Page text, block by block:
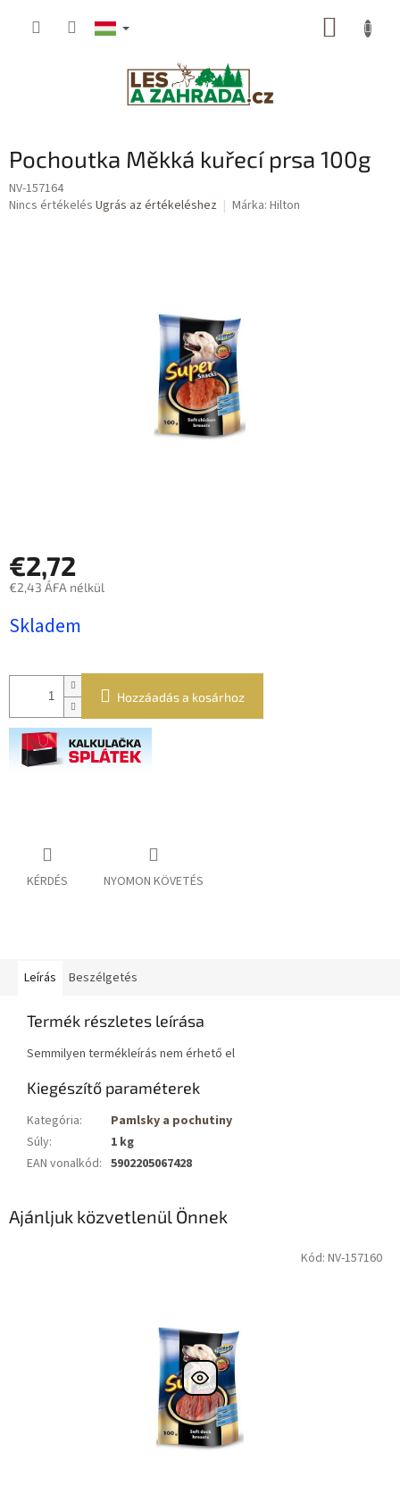
KOSÁR
Pochoutka Měkká kuřecí prsa 100g
NV-157164
A
Nincs értékelés Ugrás az értékeléshez Márka: Hilton
€2,72
€2,43 ÁFA nélkül
Skladem
Hozzáadás a kosárhoz
KÉRDÉS NYOMON KÖVETÉS
Leírás Beszélgetés
Termék részletes leírása
Semmilyen termékleírás nem érhető el
Kiegészítő paraméterek
Kategória:
Pamlsky a pochutiny
Súly:
1 kg
EAN vonalkód: 5902205067428
Ajánljuk közvetlenül Önnek
Kód: NV-157160